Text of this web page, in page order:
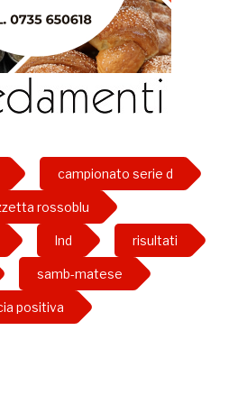
campionato serie d
rossoblu
lnd risultati
samb-matese
positiva